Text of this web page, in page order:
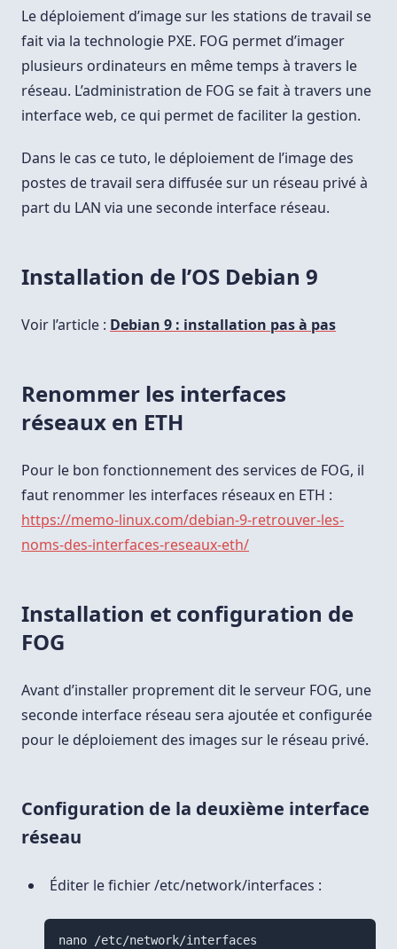
Le déploiement d’image sur les stations de travail se
fait via la technologie PXE. FOG permet d’imager
plusieurs ordinateurs en même temps à travers le
réseau. L’administration de FOG se fait à travers une
interface web, ce qui permet de faciliter la gestion.
Dans le cas ce tuto, le déploiement de l’image des
postes de travail sera diffusée sur un réseau privé à
part du LAN via une seconde interface réseau.
Installation de l’OS Debian 9
Voir l’article : Debian 9 : installation pas à pas
Renommer les interfaces
réseaux en ETH
Pour le bon fonctionnement des services de FOG, il
faut renommer les interfaces réseaux en ETH :
https://memo-linux.com/debian-9-retrouver-les-
noms-des-interfaces-reseaux-eth/
Installation et configuration de
FOG
Avant d’installer proprement dit le serveur FOG, une
seconde interface réseau sera ajoutée et configurée
pour le déploiement des images sur le réseau privé.
Configuration de la deuxième interface
réseau
Éditer le fichier /etc/network/interfaces :
nano /etc/network/interfaces